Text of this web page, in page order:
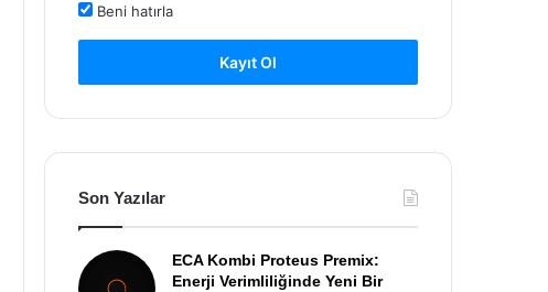
Beni hatırla
Kayıt Ol
Son Yazılar
ECA Kombi Proteus Premix:
Enerji Verimliliğinde Yeni Bir